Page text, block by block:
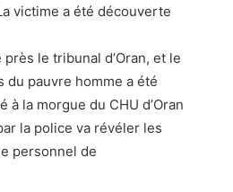
victime a été découverte
le tribunal d’Oran, et le
pauvre homme a été
la morgue du CHU d’Oran
la police va révéler les
personnel de